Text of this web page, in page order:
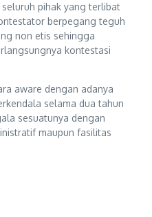
pihak yang terlibat
berpegang teguh
non etis sehingga
kontestasi
aware dengan adanya
selama dua tahun
sesuatunya dengan
maupun fasilitas